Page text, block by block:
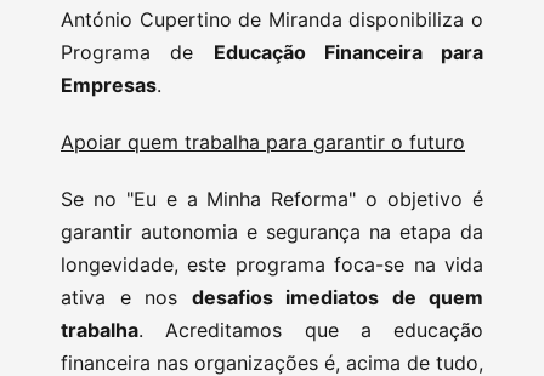
António Cupertino de Miranda disponibiliza o
Programa de Educação Financeira para
Empresas.
Apoiar quem trabalha para garantir o futuro
Se no "Eu e a Minha Reforma" o objetivo é
garantir autonomia e segurança na etapa da
longevidade, este programa foca-se na vida
ativa e nos desafios imediatos de quem
trabalha. Acreditamos que a educação
financeira nas organizações é, acima de tudo,